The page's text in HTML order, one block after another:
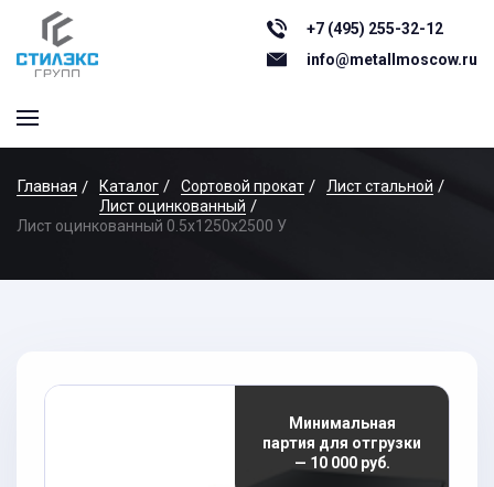
+7 (495) 255-32-12
info@metallmoscow.ru
Главная Каталог Сортовой прокат
Лист стальной
Лист оцинкованный
Лист оцинкованный 0.5x1250x2500 У
Минимальная
партия для отгрузки
— 10 000 руб.